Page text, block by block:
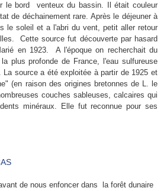
le bord venteux du bassin. Il était couleur
de déchainement rare. Après le déjeuner à
le soleil et a l'abri du vent, petit aller retour
Cette source fut découverte par hasard
en 1923. A l'époque on recherchait du
plus profonde de France, l'eau sulfureuse
La source a été exploitée à partir de 1925 et
(en raison des origines bretonnes de L. le
couches sableuses, calcaires qui
minéraux.
Elle fut reconnue pour ses
de nous enfoncer dans la forêt dunaire